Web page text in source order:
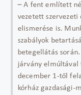
– A fent említett
vezetett szervezeti
elismerése is.
szabályok
betegellátás
járvány elmúltával
december 1-től
kórház gazdasági-